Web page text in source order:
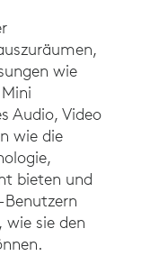
wie
Audio, Video
wie die
bieten und
wie sie den